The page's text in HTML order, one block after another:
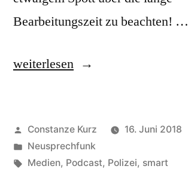
Bearbeitungszeit zu beachten! …
„Der
aus
dem
weiterlesen
Veröffentlicht
von
Constanze Kurz
16. Juni 2018
Veröffentlicht
in
Neusprechfunk
Schlagwörter:
Medien, Podcast, Polizei, smart